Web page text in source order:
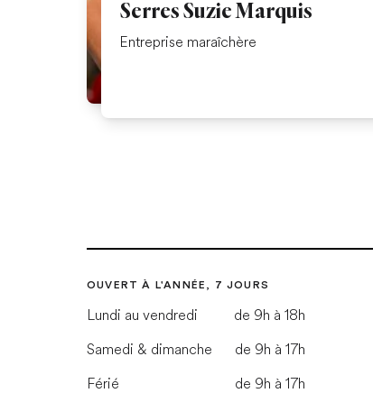
Serres Suzie Marquis
Entreprise maraîchère
OUVERT À L'ANNÉE, 7 JOURS
Lundi au vendredi
de 9h à 18h
Samedi & dimanche
de 9h à 17h
Férié
de 9h à 17h